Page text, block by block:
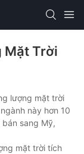
Mặt Trời
lượng mặt trời
này hơn 10
sang Mỹ,
mặt trời tích